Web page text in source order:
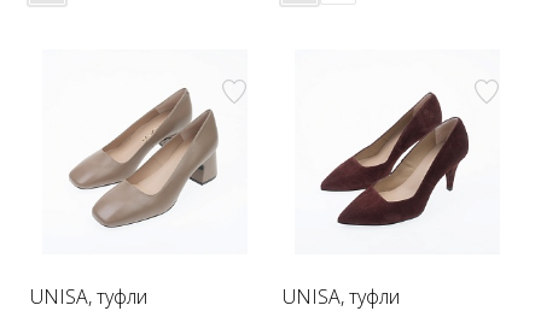
UNISA, туфли UNISA, туфли